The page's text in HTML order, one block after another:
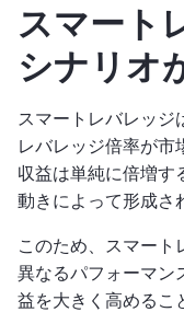
スマート
シナリオ
スマートレバレッジ
レバレッジ倍率が市
収益は単純に倍増す
動きによって形成さ
このため、スマート
異なるパフォーマン
益を大きく高めるこ